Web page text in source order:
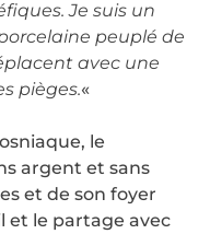
Je suis un
peuplé de
avec une
pièges.«
le
argent et sans
et de son foyer
et le partage avec